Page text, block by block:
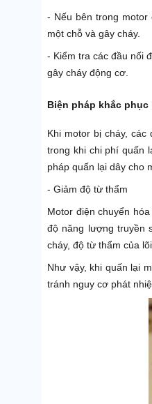
- Nếu bên trong
một chỗ và gây cháy.
- Kiểm tra các đầu nối
gây cháy động cơ.
Biện pháp khắc
Khi motor bị cháy,
trong khi chi phí quấn
pháp quấn lại dây cho
- Giảm độ từ thẩm
Motor điện chuyển
độ năng lượng truyền
cháy, độ từ thẩm của
Như vậy, khi quấn lại
tránh nguy cơ phát